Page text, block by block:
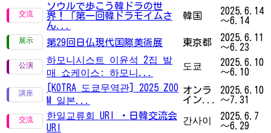
ソウルで歩こう韓ドラの世
界！「第一回韓ドラモイムさ
ん...
韓国
2025.6.14
～6.14
第29回日仏現代国際美術展 東京都
2025.6.11
～6.23
하모니시스트 이윤석 2집 발
매 쇼케이스: 하모니...
도쿄
2025.6.10
～6.10
[KOTRA 도쿄무역관] 2025 ZOO
M 일본...
オンラ
イン...
2025.6.10
～7.31
한일교류회 URI ・日韓交流会
URI
간사이
2025.6.7
～6.29